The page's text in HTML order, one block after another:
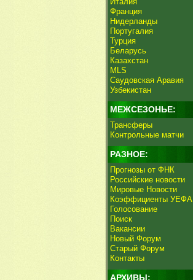
Франция
Нидерланды
Португалия
Турция
Беларусь
Казахстан
MLS
Саудовская Аравия
Узбекистан
МЕЖСЕЗОНЬЕ:
Трансферы
Контрольные матчи
РАЗНОЕ:
Прогнозы от ФНК
Российские новости
Мировые Новости
Коэффициенты УЕФА
Голосование
Поиск
Вакансии
Новый Форум
Старый Форум
Контакты
АРХИВЫ: